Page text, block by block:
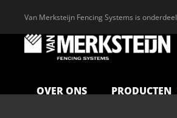
Van Merksteijn Fencing Systems is
OVER ONS PRODUCTEN